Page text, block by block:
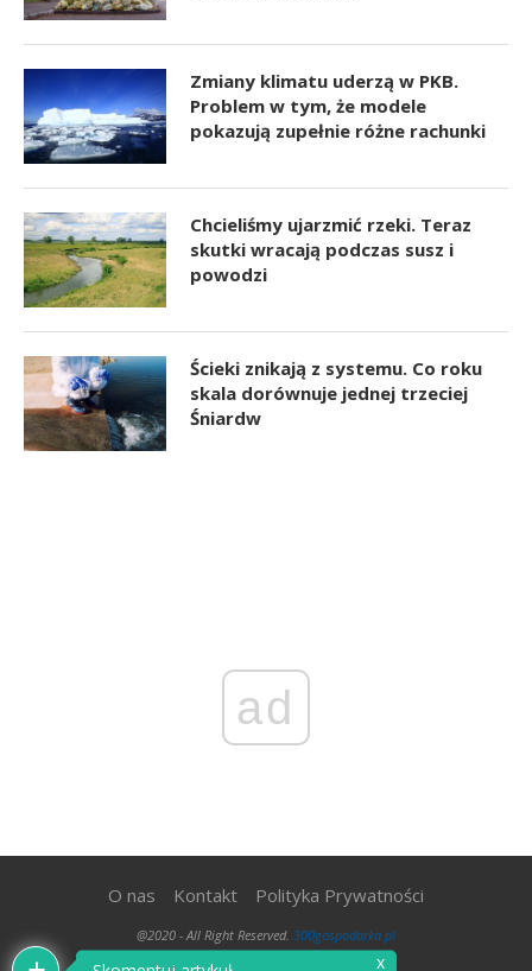
Zmiany klimatu uderzą w PKB.
Problem w tym, że modele
pokazują zupełnie różne rachunki
Chcieliśmy ujarzmić rzeki. Teraz
skutki wracają podczas susz i
powodzi
Ścieki znikają z systemu. Co roku
skala dorównuje jednej trzeciej
Śniardw
ad
O nas Kontakt Polityka Prywatności
@2020 - All Right Reserved. 300gospodarka.pl
x